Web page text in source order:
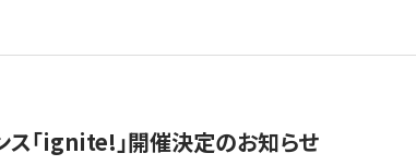
ス「ignite!」開催決定のお知らせ